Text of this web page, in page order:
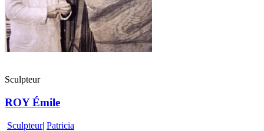
Sculpteur
ROY Émile
Sculpteur| Patricia